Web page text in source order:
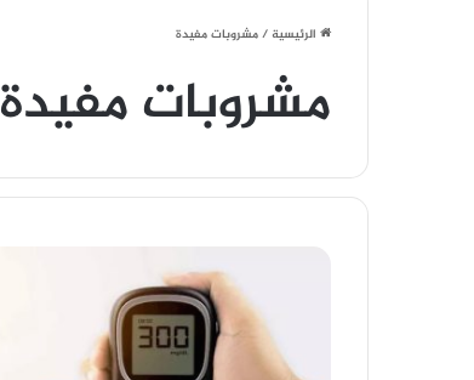
الرئيسية/مشروبات مفيدة
مشروبات مفيدة